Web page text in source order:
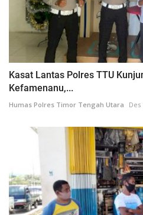
Kasat Lantas Polres TTU
Kefamenanu,...
Humas Polres Timor Tengah Utara Des